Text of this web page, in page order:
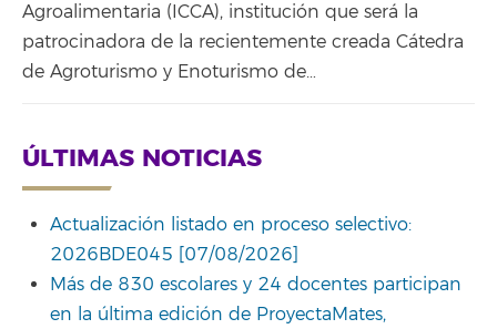
Agroalimentaria (ICCA), institución que será la
patrocinadora de la recientemente creada Cátedra
de Agroturismo y Enoturismo de…
ÚLTIMAS NOTICIAS
Actualización listado en proceso selectivo:
2026BDE045 [07/08/2026]
Más de 830 escolares y 24 docentes participan
en la última edición de ProyectaMates,